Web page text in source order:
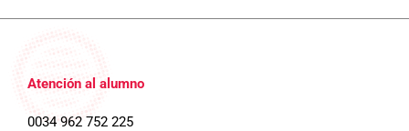
Atención al alumno
0034 962 752 225